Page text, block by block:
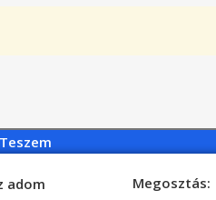
adom Megosztás: